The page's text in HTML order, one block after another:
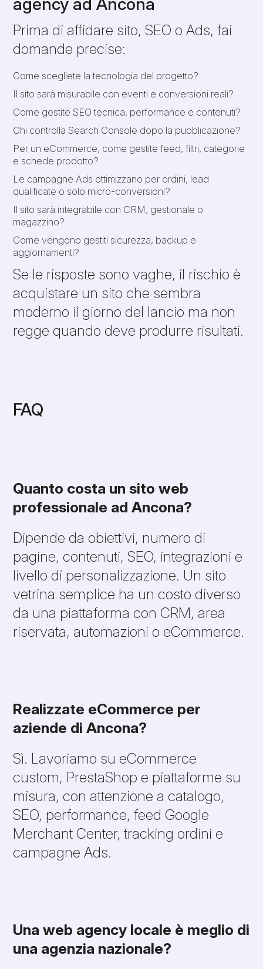
Prima di affidare sito, SEO o Ads, fai
domande precise:
Come scegliete la tecnologia del progetto?
Il sito sarà misurabile con eventi e conversioni reali?
Come gestite SEO tecnica, performance e contenuti?
Chi controlla Search Console dopo la pubblicazione?
Per un eCommerce, come gestite feed, filtri, categorie
e schede prodotto?
Le campagne Ads ottimizzano per ordini, lead
qualificate o solo micro-conversioni?
Il sito sarà integrabile con CRM, gestionale o
magazzino?
Come vengono gestiti sicurezza, backup e
aggiornamenti?
Se le risposte sono vaghe, il rischio è
acquistare un sito che sembra
moderno il giorno del lancio ma non
regge quando deve produrre risultati.
FAQ
Quanto costa un sito web
professionale ad Ancona?
Dipende da obiettivi, numero di
pagine, contenuti, SEO, integrazioni e
livello di personalizzazione. Un sito
vetrina semplice ha un costo diverso
da una piattaforma con CRM, area
riservata, automazioni o eCommerce.
Realizzate eCommerce per
aziende di Ancona?
Sì. Lavoriamo su eCommerce
custom, PrestaShop e piattaforme su
misura, con attenzione a catalogo,
SEO, performance, feed Google
Merchant Center, tracking ordini e
campagne Ads.
Una web agency locale è meglio di
una agenzia nazionale?